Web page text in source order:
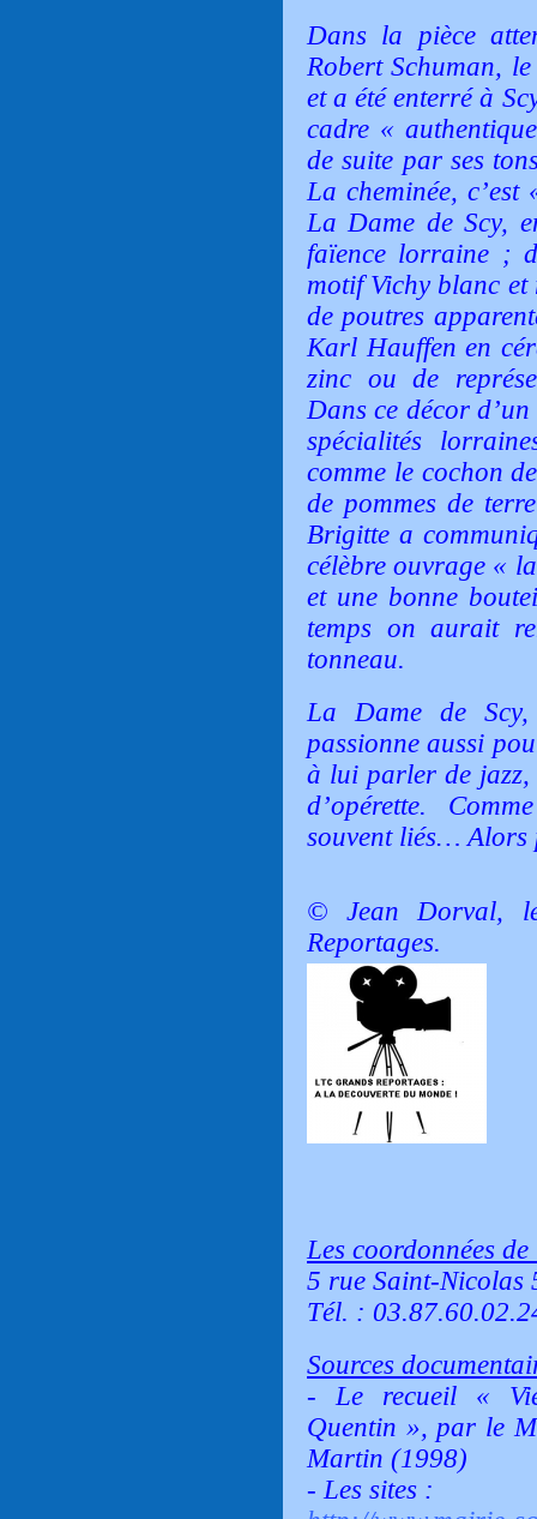
Dans la pièce
Robert Schuman,
et a été enterré à
cadre «
de suite par ses
La cheminée, c’est
La Dame de Scy,
faïence lorraine ;
motif Vichy blanc
de poutres
Karl Hauffen en
zinc ou de
Dans ce décor
spécialités
comme le cochon
de pommes de
Brigitte a
célèbre ouvrage «
et une bonne
temps on aurait
tonneau.
La Dame de
passionne aussi
à lui parler de jazz,
d’opérette.
souvent liés… Alors
© Jean Dorval,
Reportages.
Les coordonnées
5 rue Saint-Nicolas
Tél. :
Sources
- Le recueil «
Quentin », par le
Martin (1998)
- Les sites :